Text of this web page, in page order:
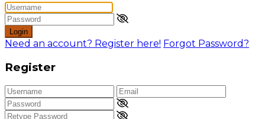
Login
Need an account? Register here! Forgot Password?
Register